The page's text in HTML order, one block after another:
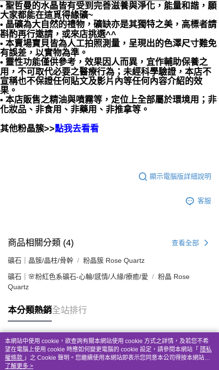
• 聖哲曼的水晶皆有受到完善滋養與淨化，能量和諧，願
大家都能在這覓得緣礦~
• 晶礦為大自然的禮物，礦缺亦是其獨特之美，高標者請
斟酌再行邀請，或來店挑選^^
• 本賣場寶貝皆為人工拍照測量，呈現出的色澤尺寸難免
有誤差，以實物為準。
• 靈性功能僅供參考，效果因人而異，宜作輔助保養之
用，不可取代必要之醫療行為；未經科學驗證，本店不
宣稱也不保證任何貼文及影片內等任何內容介紹的效
果。
• 本店販售之精油與噴霧等，定位上全部屬於環境用；非
化妝品、非食用、非藥用、非推拿等。
其他粉晶簇>>點我去看看
顯示電腦版詳細說明
客服
商品相關分類 (4) 查看全部
礦石｜晶簇/晶柱/骨幹 粉晶簇 Rose Quartz
礦石｜🌸粉紅色系礦石-心輪/感情/人緣/療癒/愛
粉晶 Rose
Quartz
本分類熱銷全站排行
熱門標籤
本網站中使用 cookie，欲查詢有關本網站使用 cookie 方式之詳情，及若您不希
望在電腦上使用 cookie 時應如何變更電腦的 cookie 設定，請參閱本網站「 隱私
權條款 」之 Cookie 聲明。您繼續使用本網站即表示您同意本公司得按本網站使
用條款之 Cookie 聲明使用 cookie。
了解更多 >